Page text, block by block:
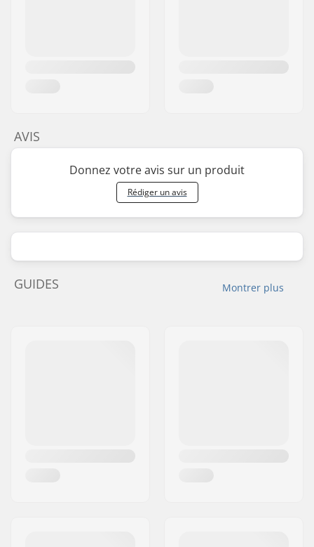
AVIS
Donnez votre avis sur un produit
Rédiger un avis
Montrer plus
GUIDES